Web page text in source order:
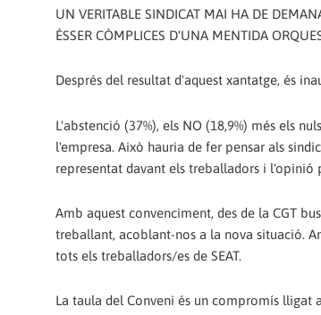
UN VERITABLE SINDICAT MAI HA DE
ÉSSER CÒMPLICES D'UNA MENTIDA
Després del resultat d'aquest xantatge, és
L'abstenció (37%), els NO (18,9%) més els
l'empresa. Això hauria de fer pensar als
representat davant els treballadors i
Amb aquest convenciment, des de la CGT
treballant, acoblant-nos a la nova situació.
tots els treballadors/es de SEAT.
La taula del Conveni és un compromís